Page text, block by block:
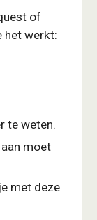
of
het werkt:
te weten.
moet
met deze